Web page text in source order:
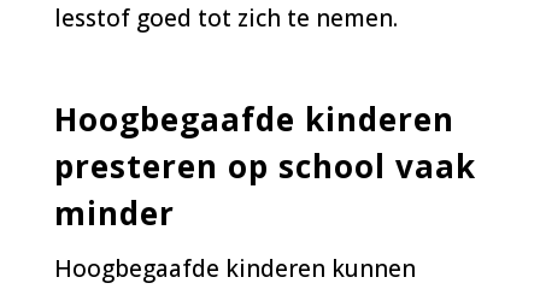
lesstof goed tot zich te nemen.
Hoogbegaafde kinderen
presteren op school vaak
minder
Hoogbegaafde kinderen kunnen